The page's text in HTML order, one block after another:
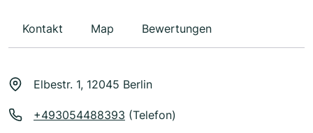
Kontakt Map Bewertungen
Elbestr. 1, 12045 Berlin
+493054488393 (Telefon)